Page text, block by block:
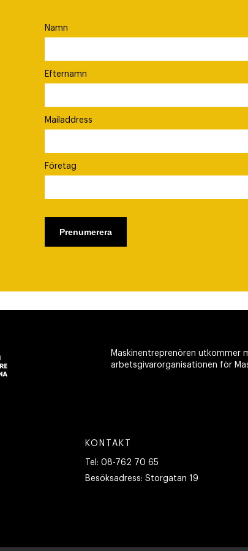
Namn
Efternamn
Mailaddress
Företag
Maskinentreprenören utkommer
arbetsgivarorganisationen för
KONTAKT
Tel: 08-762 70 65
Besöksadress: Storgatan 19